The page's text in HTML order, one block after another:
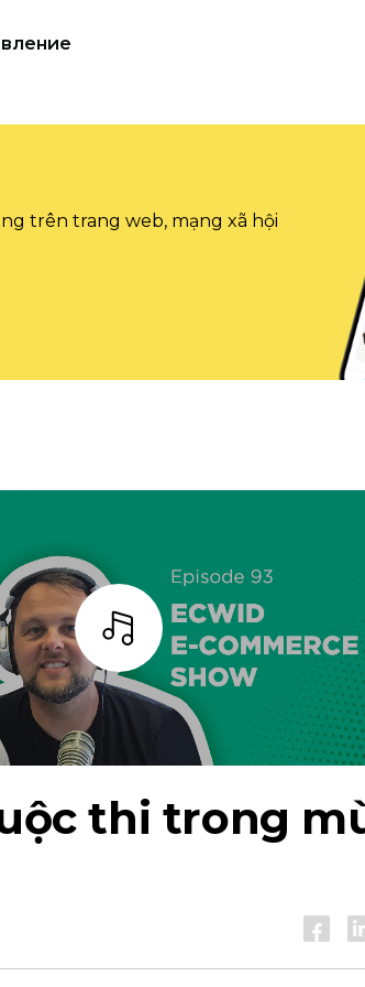
trên trang web, mạng xã hội
Thanh
thi trong